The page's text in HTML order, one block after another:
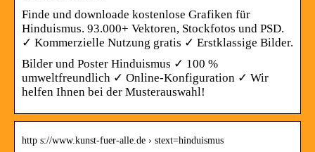
Finde und downloade kostenlose Grafiken für
Hinduismus. 93.000+ Vektoren, Stockfotos und PSD.
✓ Kommerzielle Nutzung gratis ✓ Erstklassige Bilder.
Bilder und Poster Hinduismus ✓ 100 %
umweltfreundlich ✓ Online-Konfiguration ✓ Wir
helfen Ihnen bei der Musterauswahl!
http s://www.kunst-fuer-alle.de › stext=hinduismus